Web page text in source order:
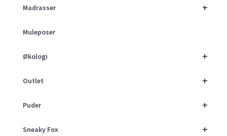
+
Madrasser
Muleposer
+
Økologi
+
Outlet
+
Puder
+
Sneaky Fox